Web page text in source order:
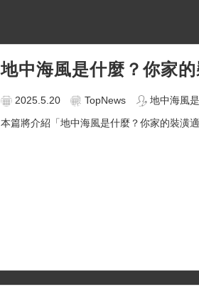
地中海風是什麼？你家
2025.5.20 TopNews
地中海風
本篇將介紹「地中海風是什麼？你家的裝潢